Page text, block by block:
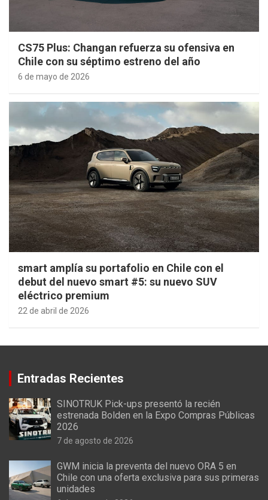
CS75 Plus: Changan refuerza su ofensiva en
Chile con su séptimo estreno del año
6 de mayo de 2026
smart amplía su portafolio en Chile con el
debut del nuevo smart #5: su nuevo SUV
eléctrico premium
22 de abril de 2026
Entradas Recientes
SINOTRUK Pick-ups presentó la recién
estrenada Bolden en la Expo Compras Públicas
2026
7 de agosto de 2026
GWM inicia la preventa del nuevo ORA 5 en
Chile con una oferta exclusiva para sus primeras
unidades